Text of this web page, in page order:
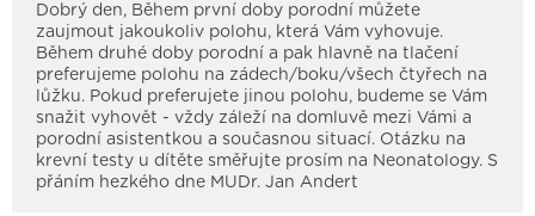
Dobrý den, Během první doby porodní můžete
zaujmout jakoukoliv polohu, která Vám vyhovuje.
Během druhé doby porodní a pak hlavně na tlačení
preferujeme polohu na zádech/boku/všech čtyřech na
lůžku. Pokud preferujete jinou polohu, budeme se Vám
snažit vyhovět - vždy záleží na domluvě mezi Vámi a
porodní asistentkou a současnou situací. Otázku na
krevní testy u dítěte směřujte prosím na Neonatology. S
přáním hezkého dne MUDr. Jan Andert